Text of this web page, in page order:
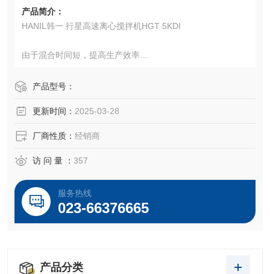
产品简介：
HANIL韩一 行星高速离心搅拌机HGT 5KDI
由于混合时间短，提高生产效率
2.允许多种材料混合(高粘度-低粘度)
产品型号：
更新时间： 2025-03-28
厂商性质： 经销商
访 问 量 ： 357
服务热线
023-66376665
产品分类